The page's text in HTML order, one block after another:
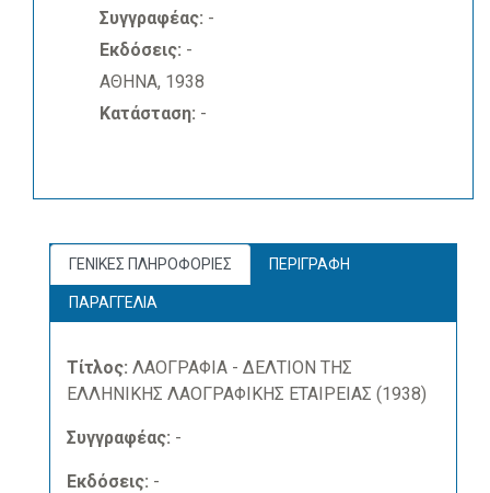
Συγγραφέας: -
Εκδόσεις: -
ΑΘΗΝΑ, 1938
Κατάσταση: -
ΓΕΝΙΚΕΣ ΠΛΗΡΟΦΟΡΙΕΣ ΠΕΡΙΓΡΑΦΗ
ΠΑΡΑΓΓΕΛΙΑ
Τίτλος: ΛΑΟΓΡΑΦΙΑ - ΔΕΛΤΙΟΝ ΤΗΣ
ΕΛΛΗΝΙΚΗΣ ΛΑΟΓΡΑΦΙΚΗΣ ΕΤΑΙΡΕΙΑΣ (1938)
Συγγραφέας: -
Εκδόσεις: -